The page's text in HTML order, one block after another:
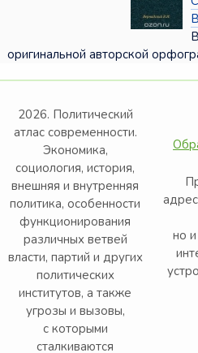
оригинальной авторской
2026. Политический
атлас современности.
Экономика,
социология, история,
внешняя и внутренняя
политика, особенности
функционирования
различных ветвей
власти, партий и других
политических
институтов, а также
угрозы и вызовы,
с которыми
сталкиваются
но